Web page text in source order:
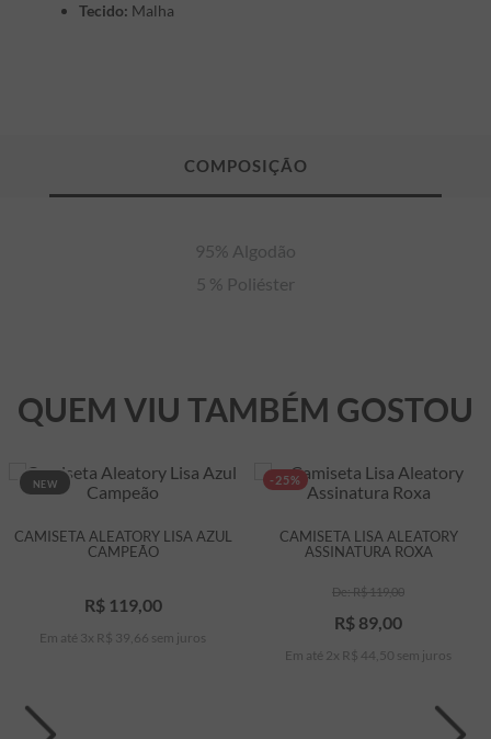
Tecido: Malha
95% Algodão
5 % Poliéster
QUEM VIU TAMBÉM GOSTOU
NEW
CAMISETA ALEATORY LISA AZUL
CAMPEÃO
R$ 119,00
Em até 3 x R$ 39 66 sem juros
-25%
CAMISETA LISA ALEATORY
ASSINATURA ROXA
R$119,00
R$ 89,00
Em até 2 x R$ 44 50 sem juros